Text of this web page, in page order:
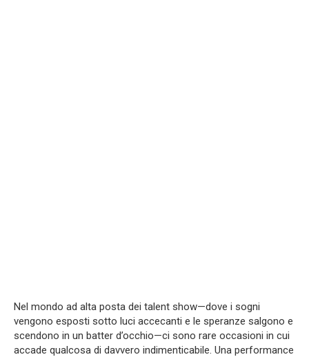
Nel mondo ad alta posta dei talent show—dove i sogni
vengono esposti sotto luci accecanti e le speranze salgono e
scendono in un batter d’occhio—ci sono rare occasioni in cui
accade qualcosa di davvero indimenticabile. Una performance